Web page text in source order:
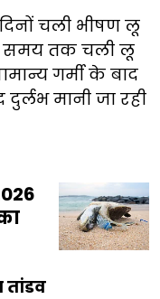
चली भीषण लू
समय तक चली लू
गर्मी के बाद
मानी जा रही
तांडव